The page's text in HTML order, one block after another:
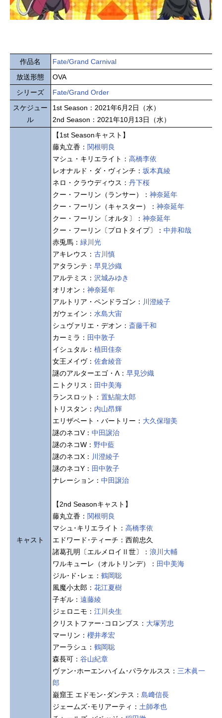
作品名
Fate/Grand Carnival
放送形態
OVA
シリーズ
Fate/Grand Order
スケジュー
ル
1st Season：2021年6月2日（水）
2nd Season：2021年10月13日（水）
キャスト
【1st Seasonキャスト】
藤丸立香： 関根明良
マシュ・キリエライト： 高橋李依
レオナルド・ダ・ヴィンチ： 坂本真綾
ネロ・クラウディウス： 丹下桜
クー・フーリン（ランサー）： 神奈延年
クー・フーリン（キャスター）： 神奈延年
クー・フーリン〔オルタ〕： 神奈延年
クー・フーリン〔プロトタイプ〕： 中井和哉
赤兎馬： 緑川光
アキレウス： 古川慎
アタランテ： 早見沙織
アルテミス： 沢城みゆき
オリオン： 神奈延年
アルトリア・ペンドラゴン： 川澄綾子
ガウェイン： 水島大宙
シュヴァリエ・デオン： 斎藤千和
カーミラ： 田中敦子
イシュタル： 植田佳奈
女王メイヴ： 佐倉綾音
謎のアルターエゴ・Λ： 早見沙織
ニトクリス： 田中美海
ランスロット： 置鮎龍太郎
トリスタン： 内山昂輝
エリザベート・バートリー： 大久保瑠美
謎のネコV： 中田譲治
謎のネコW： 野中藍
謎のネコX： 川澄綾子
謎のネコY： 田中敦子
ナレーション： 中田譲治
【2nd Seasonキャスト】
藤丸立香： 関根明良
マシュ･キリエライト： 高橋李依
エドワード･ティーチ：西前忠久
諸葛孔明〔エルメロイⅡ世〕： 浪川大輔
ワルキューレ（オルトリンデ）： 田中美海
ジル･ド･レェ： 鶴岡聡
風魔小太郎： 花江夏樹
子ギル： 遠藤綾
ジェロニモ： 江川央生
クリストファー･コロンブス： 大塚芳忠
マーリン： 櫻井孝宏
アーラシュ： 鶴岡聡
森長可： 谷山紀章
ヴァン･ホーエンハイム･パラケルスス： 三木眞一
郎
巌窟王 エドモン･ダンテス： 島﨑信長
ジェームズ･モリアーティ： 土師孝也